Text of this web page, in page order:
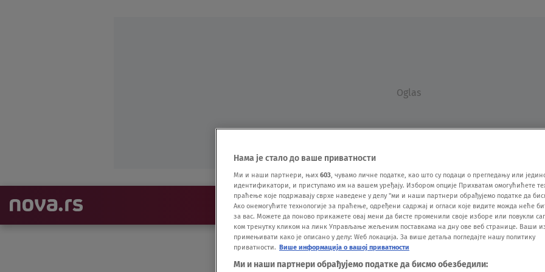
Oglas
NAJNOVIJE VESTI SHOW SPORT VIDEO NOVA BAZA
Нама је стало до ваше приватности
Ми и наши партнери, њих 603, чувамо личне податке, као што су подаци о прегледању или
идентификатори, и приступамо им на вашем уређају. Избором опције Прихватам омогућићете
праћење које подржавају сврхе наведене у делу "ми и наши партнери обрађујемо податке да
Ако онемогућите технологије за праћење, одређени садржај и огласи које видите можда неће
за вас. Можете да поново прикажете овај мени да бисте променили своје изборе или повукли
ком тренутку кликом на линк Управљање жељеним поставкама на дну ове веб странице. Ваши
примењивати како је описано у делу: Wеб локација. За више детаља погледајте нашу политику
приватности. Више информација о вашој приватности
Ми и наши партнери обрађујемо податке да бисмо обезбедили: